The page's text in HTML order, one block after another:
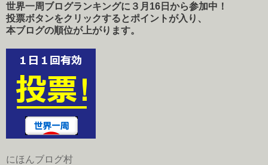
世界一周ブログランキングに３月16日から参加中！
投票ボタンをクリックするとポイントが入り、
本ブログの順位が上がります。
にほんブログ村